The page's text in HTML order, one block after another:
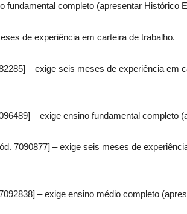
fundamental completo (apresentar Histórico
de experiência em carteira de trabalho.
– exige seis meses de experiência em
– exige ensino fundamental completo
7090877] – exige seis meses de
– exige ensino médio completo